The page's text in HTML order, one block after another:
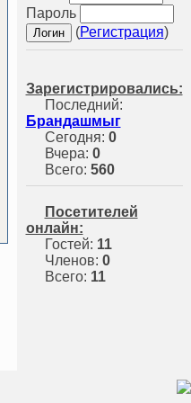
Пароль
(Регистрация)
Зарегистрировались:
Последний:
Брандашмыг
Сегодня: 0
Вчера: 0
Всего: 560
Посетителей
онлайн:
Гостей: 11
Членов: 0
Всего: 11